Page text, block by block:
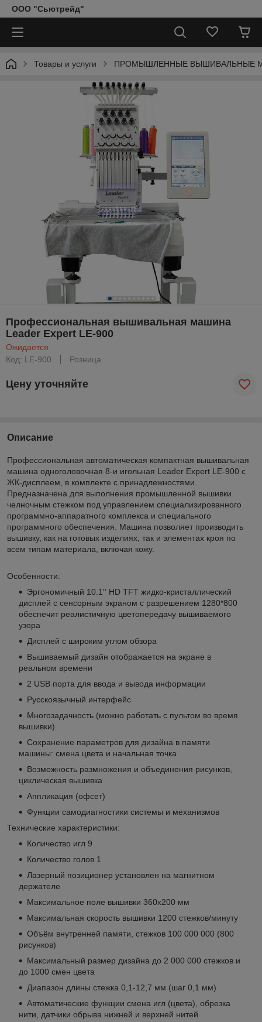
ООО "Сьютрейд"
Товары и услуги ПРОМЫШЛЕННЫЕ ВЫШИВАЛЬНЫЕ
Профессиональная вышивальная машина
Leader Expert LE-900
Ожидается
Код: LE-900
Розница
Цену уточняйте
Описание
Профессиональная автоматическая компактная вышивальная
машина одноголовочная 8-и игольная Leader Expert LE-900 с
ЖК-дисплеем, в комплекте с принадлежностями.
Предназначена для выполнения промышленной вышивки
челночным стежком под управлением специализированного
программно-аппаратного комплекса и специального
программного обеспечения. Машина позволяет производить
вышивку, как на готовых изделиях, так и элементах кроя по
всем типам материала, включая кожу.
Особенности:
Эргономичный 10.1'' HD TFT жидко-кристаллический
дисплей с сенсорным экраном с разрешением 1280*800
обеспечит реалистичную цветопередачу вышиваемого
узора
Дисплей с широким углом обзора
Вышиваемый дизайн отображается на экране в
реальном времени
2 USB порта для ввода и вывода информации
Русскоязычный интерфейс
Многозадачность (можно работать с пультом во время
вышивки)
Сохранение параметров для дизайна в памяти
машины: смена цвета и начальная точка
Возможность размножения и объединения рисунков,
циклическая вышивка
Аппликация (офсет)
Функции самодиагностики системы и механизмов
Технические характеристики:
Количество игл 9
Количество голов 1
Лазерный позиционер установлен на магнитном
держателе
Максимальное поле вышивки 360x200 мм
Максимальная скорость вышивки 1200 стежков/минуту
Объём внутренней памяти, стежков 100 000 000 (800
рисунков)
Максимальный размер дизайна до 2 000 000 стежков и
до 1000 смен цвета
Диапазон длины стежка 0,1-12,7 мм (шаг 0,1 мм)
Автоматические функции смена игл (цвета), обрезка
нити, датчики обрыва нижней и верхней нитей